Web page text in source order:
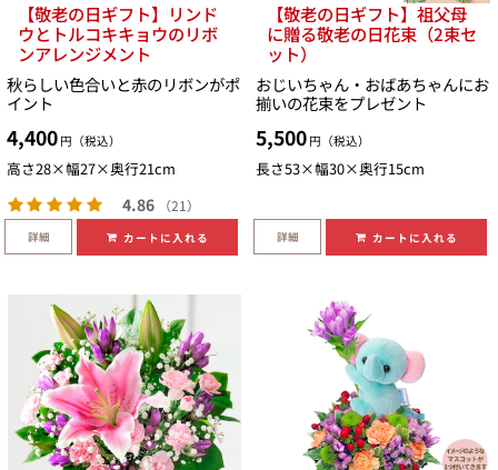
【敬老の日ギフト】リンド
ウとトルコキキョウのリボ
ンアレンジメント
秋らしい色合いと赤のリボンがポ
イント
4,400 円（税込）
高さ28×幅27×奥行21cm
4.86 （21）
詳細 カートに入れる
【敬老の日ギフト】祖父母
に贈る敬老の日花束（2束セ
ット）
おじいちゃん・おばあちゃんにお
揃いの花束をプレゼント
5,500 円（税込）
長さ53×幅30×奥行15cm
詳細 カートに入れる